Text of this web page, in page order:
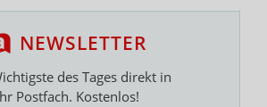
NEWSLETTER
des Tages direkt in
Postfach. Kostenlos!